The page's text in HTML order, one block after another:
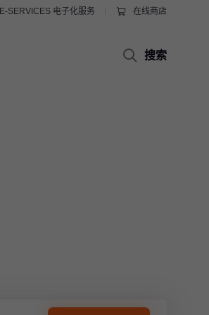
E-SERVICES 电子化服务 在线商店
搜索